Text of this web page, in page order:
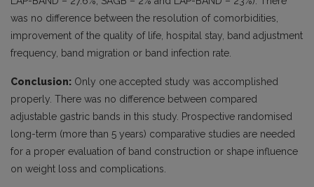
was no difference between the resolution of comorbidities,
improvement of the quality of life, hospital stay, band adjustment
frequency, band migration or band infection rate.
Conclusion: Only one accepted study was accomplished
properly. There was no difference between compared
adjustable gastric bands in this study. Prospective randomised
long-term (more than 5 years) comparative studies are needed
for a proper evaluation of band construction or shape influence
on weight loss and complications.